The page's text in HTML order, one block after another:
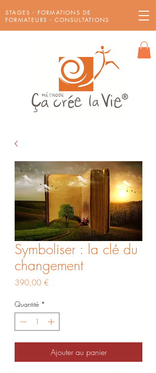
STAGES - FORMATIONS DE
FORMATEURS - CONSULTATIONS
Symboliser : la clé du
changement
390,00 €
Quantité *
Ajouter au panier